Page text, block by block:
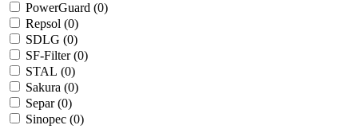
PowerGuard (0)
Repsol (0)
SDLG (0)
SF-Filter (0)
STAL (0)
Sakura (0)
Separ (0)
Sinopec (0)